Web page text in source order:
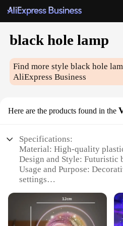
black hole lamp
Find more styleblack hole
AliExpress Business
Here are the products found in the
Specifications:
Material: High-quality
Design and Style: Futuristic
Usage and Purpose:
settings
Parts and Accessories:
hole lamps